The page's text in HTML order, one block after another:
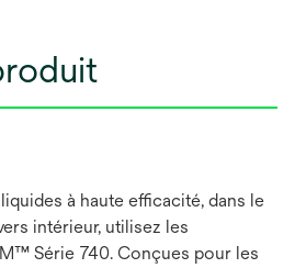
à haute efficacité, dans le
intérieur, utilisez les
Série 740. Conçues pour les